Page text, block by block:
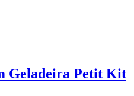
Geladeira Petit Kit